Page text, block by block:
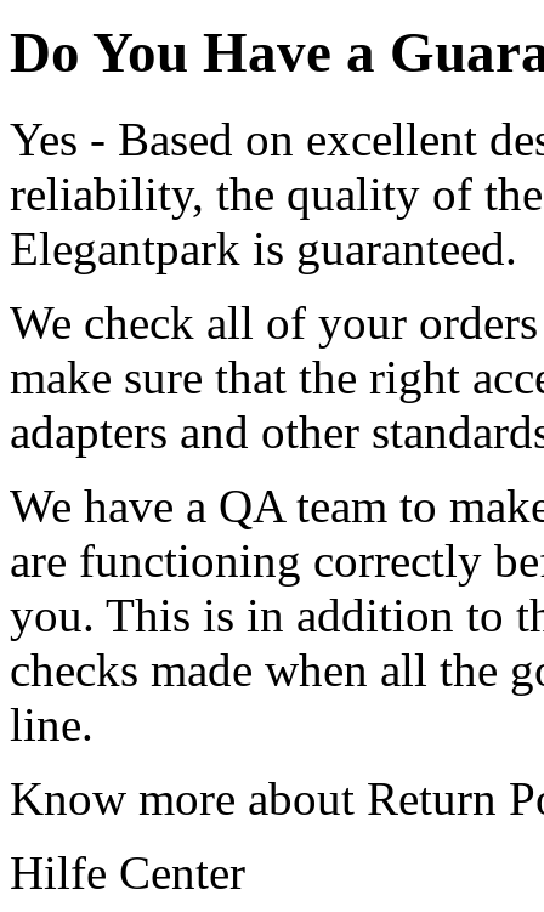
Do You Have a
Yes - Based on excellent
reliability, the quality of
Elegantpark is guaranteed.
We check all of your
make sure that the right
adapters and other
We have a QA team to
are functioning correctly
you. This is in addition to
checks made when all the
line.
Know more about Return
Hilfe Center